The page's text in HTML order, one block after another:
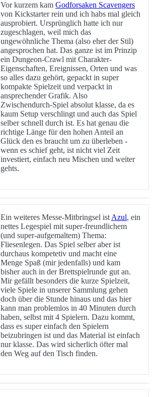
Vor kurzem kam Godforsaken Scavengers
von Kickstarter rein und ich habs mal gleich
ausprobiert. Ursprünglich hatte ich nur
zugeschlagen, weil mich das
ungewöhnliche Thema (also eher der Stil)
angesprochen hat. Das ganze ist im Prinzip
ein Dungeon-Crawl mit Charakter-
Eigenschaften, Ereignissen, Orten und was
so alles dazu gehört, gepackt in super
kompakte Spielzeit und verpackt in
ansprechender Grafik. Also
Zwischendurch-Spiel absolut klasse, da es
kaum Setup verschlingt und auch das Spiel
selber schnell durch ist. Es hat genau die
richtige Länge für den hohen Anteil an
Glück den es braucht um zu überleben -
wenn es schief geht, ist nicht viel Zeit
investiert, einfach neu Mischen und weiter
gehts.
Ein weiteres Messe-Mitbringsel ist Azul, ein
nettes Legespiel mit super-freundlichem
(und super-aufgemaltem) Thema:
Fliesenlegen. Das Spiel selber aber ist
durchaus kompetetiv und macht eine
Menge Spaß (mir jedenfalls) und kam
bisher auch in der Brettspielrunde gut an.
Mir gefällt besonders die kurze Spielzeit,
viele Spiele in unserer Sammlung gehen
doch über die Stunde hinaus und das hier
kann man problemlos in 40 Minuten durch
haben, selbst mit 4 Spielern. Dazu kommt,
dass es super einfach den Spielern
beizubringen ist und das Material ist einfach
nur klasse. Das wird sicherlich öfter mal
den Weg auf den Tisch finden.